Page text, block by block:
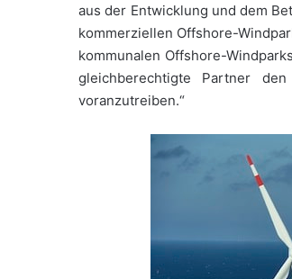
aus der Entwicklung und dem
kommerziellen Offshore-
kommunalen Offshore-
gleichberechtigte Partner
voranzutreiben.“